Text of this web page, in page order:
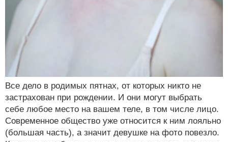
Все дело в родимых пятнах, от которых никто не
застрахован при рождении. И они могут выбрать
себе любое место на вашем теле, в том числе лицо.
Современное общество уже относится к ним лояльно
(большая часть), а значит девушке на фото повезло.